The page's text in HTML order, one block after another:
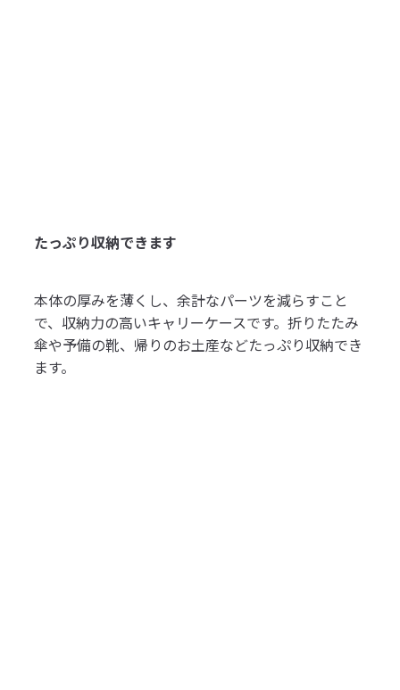
たっぷり収納できます
本体の厚みを薄くし、余計なパーツを減らすこと
で、収納力の高いキャリーケースです。折りたたみ
傘や予備の靴、帰りのお土産などたっぷり収納でき
ます。